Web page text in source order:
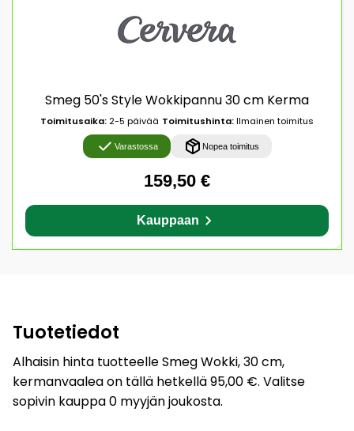
Smeg 50's Style Wokkipannu 30 cm Kerma
Toimitusaika: 2-5 päivää Toimitushinta:Ilmainen toimitus
Varastossa Nopea toimitus
159,50 €
Kauppaan
Tuotetiedot
Alhaisin hinta tuotteelle Smeg Wokki, 30 cm,
kermanvaalea on tällä hetkellä 95,00 €. Valitse
sopivin kauppa 0 myyjän joukosta.